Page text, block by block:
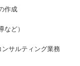
作成
ど）
サルティング業務